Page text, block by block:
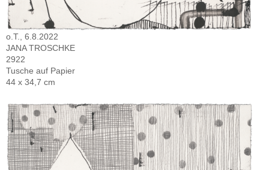
o.T., 6.8.2022
JANA TROSCHKE
2922
Tusche auf Papier
44 x 34,7 cm